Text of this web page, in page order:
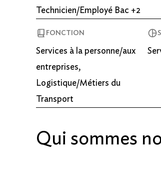
Technicien/Employé Bac +2
FONCTION
Services à la personne/aux
entreprises,
Logistique/Métiers du
Transport
Qui sommes